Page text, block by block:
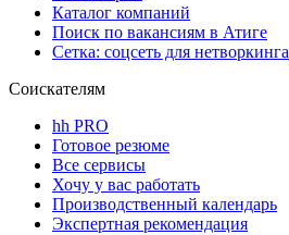
Каталог компаний
Поиск по вакансиям в Атиге
Сетка: соцсеть для нетворкинга
Соискателям
hh PRO
Готовое резюме
Все сервисы
Хочу у вас работать
Производственный календарь
Экспертная рекомендация